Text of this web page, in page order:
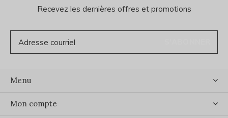
Recevez les dernières offres et promotions
Menu
Mon compte